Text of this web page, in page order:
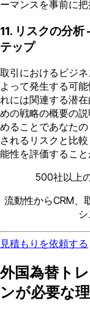
ーマンスを事前に把
11. リスクの分
テップ
取引におけるビジ
よって発生する可
れには関連する潜
めの戦略の概要の
めることであなた
されるリスクと比
能性を評価すること
500社以上
流動性からCRM、
見積もりを依頼する
外国為替ト
ンが必要な